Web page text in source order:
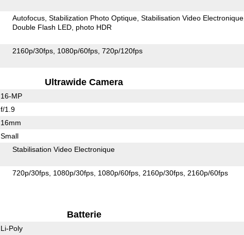
Autofocus Stabilization Photo Optique Stabilisation Video Electronique
Double Flash LED photo HDR
2160p/30fps 1080p/60fps 720p/120fps
Ultrawide Camera
16-MP
f/1.9
16mm
Small
Stabilisation Video Electronique
720p/30fps 1080p/30fps 1080p/60fps 2160p/30fps 2160p/60fps
Batterie
Li-Poly